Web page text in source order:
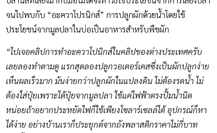
จนไปพบกับ “อะควาโปรนิกส์” การปลูกผักด้วยน้ำโดยใช้
ประโยชน์จากมูลปลาในบ่อเป็นอาหารสำหรับพืชผัก
“ไปเจอคลิปการทำอะควาโปนิกส์ในคลิปของต่างประเทศครับ
เลยลองทำตามดู แรกสุดลองปลูกวอเตอร์เคสซึ่งเป็นผักปลูกง่าย
เห็นผลเร็วมาก มันง่ายกว่าปลูกผักในแปลงดิน ไม่ต้องรดน้ำ ไม่
ต้องใส่ปุ๋ยเพราะได้ปุ๋ยจากมูลปลา ใช้แค่ไฟฟ้าตรงปั้มน้ำนิด
หน่อยถ้าอยากประหยัดไฟก็ใช้เพียงโซลาร์เซลล์ได้ อุปกรณ์ก็หา
ได้ง่าย อย่างบ้านเราก็ประยุกต์จากถังพลาสติกราคาไม่กี่บาท